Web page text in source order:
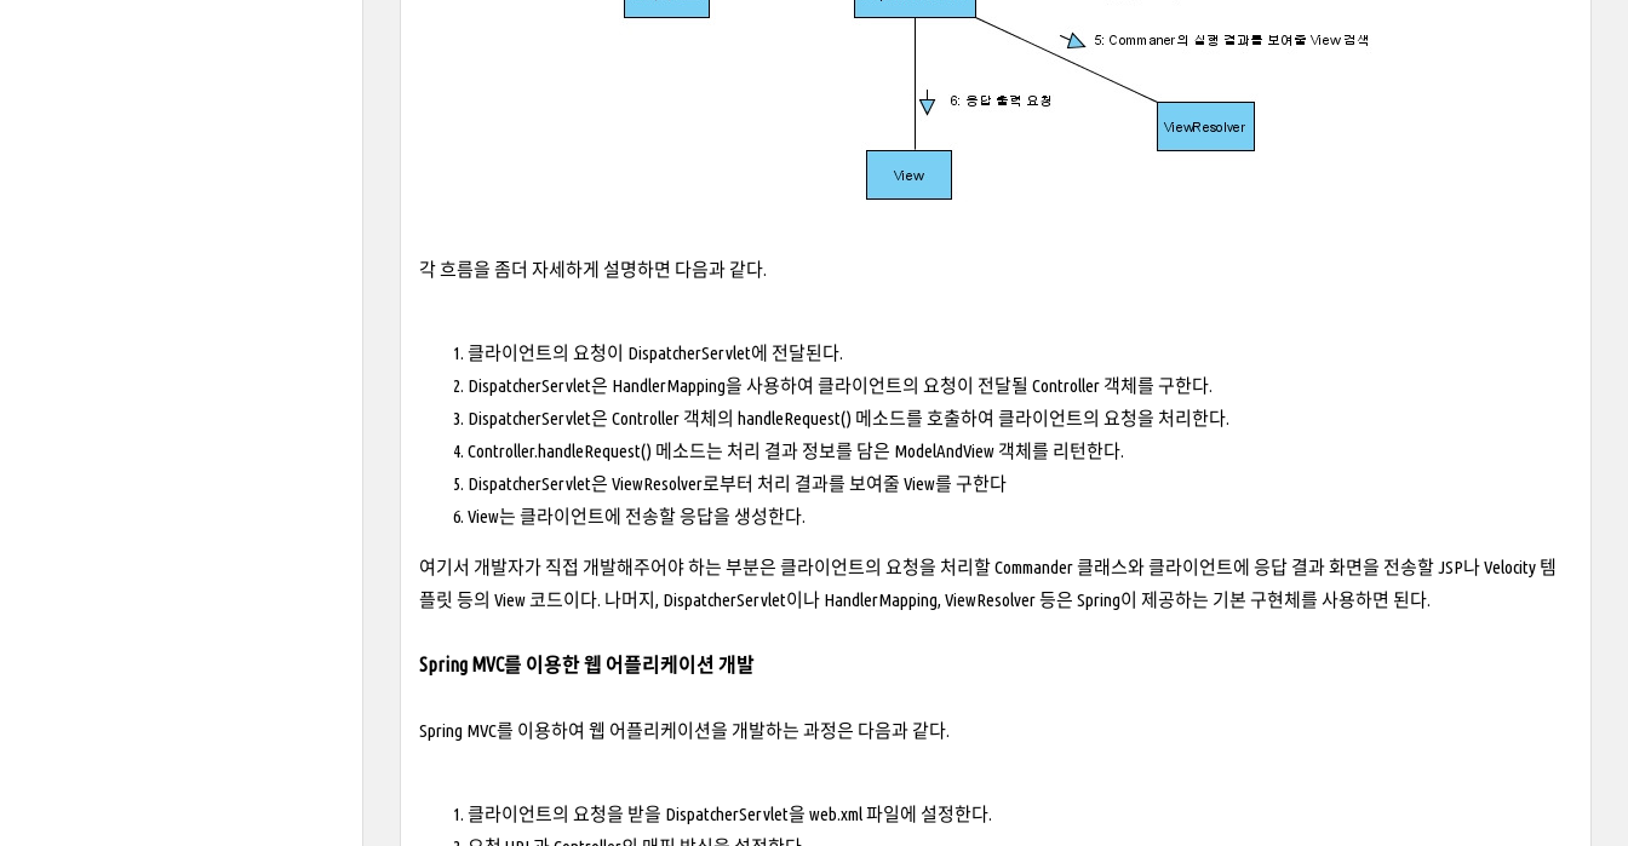
각 흐름을 좀더 자세하게 설명하면 다음과 같다.
클라이언트의 요청이 DispatcherServlet에 전달된다.
DispatcherServlet은 HandlerMapping을 사용하여 클라이언트의 요청이 전달될 Controller 객체를 구한다.
DispatcherServlet은 Controller 객체의 handleRequest() 메소드를 호출하여 클라이언트의 요청을 처리한다.
Controller.handleRequest() 메소드는 처리 결과 정보를 담은 ModelAndView 객체를 리턴한다.
DispatcherServlet은 ViewResolver로부터 처리 결과를 보여줄 View를 구한다
View는 클라이언트에 전송할 응답을 생성한다.
여기서 개발자가 직접 개발해주어야 하는 부분은 클라이언트의 요청을 처리할 Commander 클래스와 클라이언트에 응답 결과 화면을 전송할 JSP나 Velocity 템
플릿 등의 View 코드이다. 나머지, DispatcherServlet이나 HandlerMapping, ViewResolver 등은 Spring이 제공하는 기본 구현체를 사용하면 된다.
Spring MVC를 이용한 웹 어플리케이션 개발
Spring MVC를 이용하여 웹 어플리케이션을 개발하는 과정은 다음과 같다.
클라이언트의 요청을 받을 DispatcherServlet을 web.xml 파일에 설정한다.